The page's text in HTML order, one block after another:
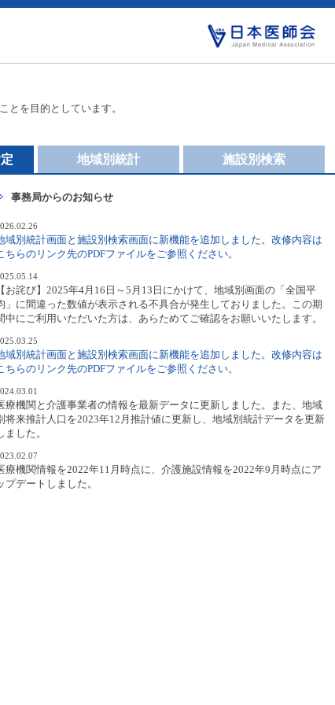
とを目的としています。
施設別検索
地域別統計
事務局からのお知らせ
域別統計画面と施設別検索画面に新機能を追加しました。改修内容は
ちらのリンク先のPDFファイルをご参照ください。
【お詫び】2025年4月16日～5月13日にかけて、地域別画面の「全国平
」に間違った数値が表示される不具合が発生しておりました。この期
中にご利用いただいた方は、あらためてご確認をお願いいたします。
域別統計画面と施設別検索画面に新機能を追加しました。改修内容は
ちらのリンク先のPDFファイルをご参照ください。
療機関と介護事業者の情報を最新データに更新しました。また、地域
将来推計人口を2023年12月推計値に更新し、地域別統計データを更新
ました。
療機関情報を2022年11月時点に、介護施設情報を2022年9月時点にア
プデートしました。